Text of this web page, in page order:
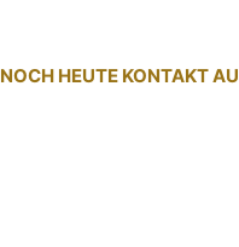
NOCH HEUTE KONTAKT